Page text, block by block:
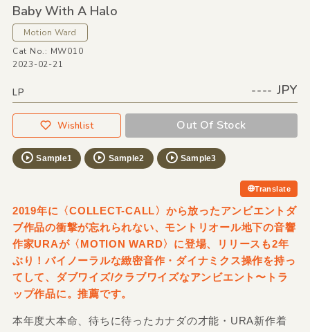
Baby With A Halo
Motion Ward
Cat No.: MW010
2023-02-21
LP ---- JPY
Wishlist Out Of Stock
Sample1 Sample2 Sample3
Translate
2019年に〈COLLECT-CALL〉から放ったアンビエントダ
ブ作品の衝撃が忘れられない、モントリオール地下の音響
作家URAが〈MOTION WARD〉に登場、リリースも2年
ぶり！バイノーラルな緻密音作・ダイナミクス操作を持っ
てして、ダブワイズ/クラブワイズなアンビエント〜トラ
ップ作品に。推薦です。
本年度大本命、待ちに待ったカナダの才能・URA新作着